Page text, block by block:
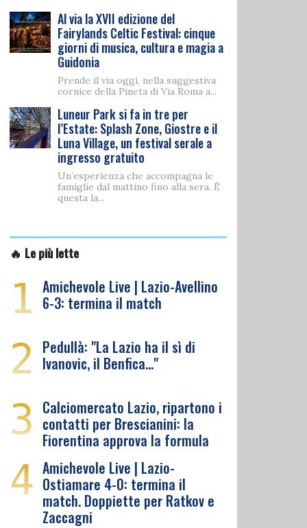
Al via la XVII edizione del
Fairylands Celtic Festival: cinque
giorni di musica, cultura e magia a
Guidonia
Prende il via oggi, nella suggestiva
cornice della Pineta di Via Roma a...
Luneur Park si fa in tre per
l’Estate: Splash Zone, Giostre e il
Luna Village, un festival serale a
ingresso gratuito
Un’esperienza che accompagna le
famiglie dal mattino fino alla sera. È
questa la...
🔥 Le più lette
1 Amichevole Live | Lazio-Avellino
6-3: termina il match
2 Pedullà: "La Lazio ha il sì di
Ivanovic, il Benfica…"
3 Calciomercato Lazio, ripartono i
contatti per Brescianini: la
Fiorentina approva la formula
4 Amichevole Live | Lazio-
Ostiamare 4-0: termina il
match. Doppiette per Ratkov e
Zaccagni